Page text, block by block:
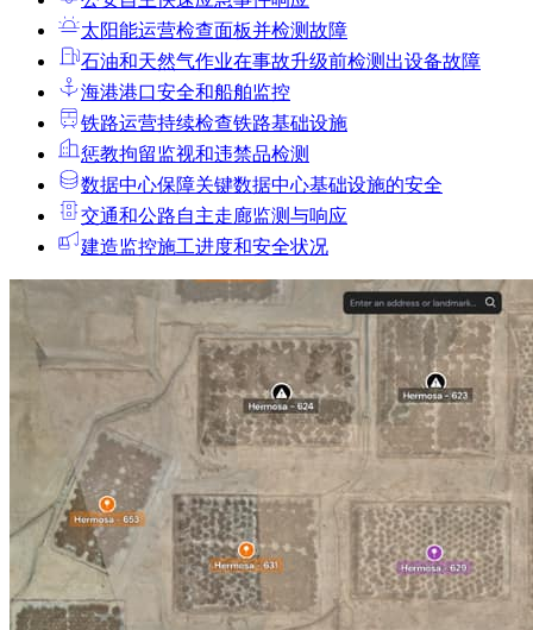
太阳能运营检查面板并检测故障
石油和天然气作业在事故升级前检测出设备故障
海港港口安全和船舶监控
铁路运营持续检查铁路基础设施
惩教拘留监视和违禁品检测
数据中心保障关键数据中心基础设施的安全
交通和公路自主走廊监测与响应
建造监控施工进度和安全状况